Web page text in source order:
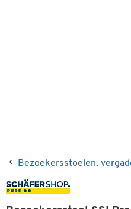
Bezoekersstoelen,